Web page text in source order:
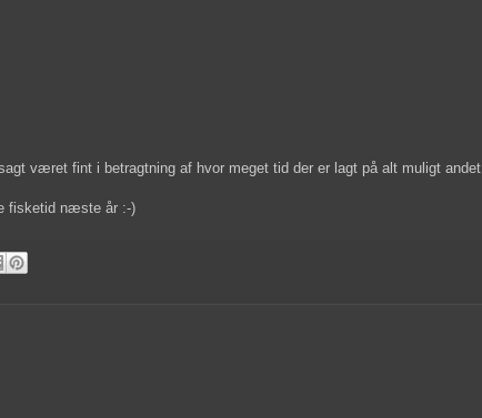
været fint i betragtning af hvor meget tid der er lagt på alt muligt andet.
fisketid næste år :-)